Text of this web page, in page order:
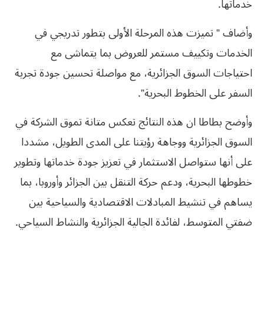
وأضاف ” تميزت هذه المرحلة الأولى بتطور تدريجي في
الخدمات وتكييف مستمر للعروض بما يتماشى مع
احتياجات السوق الجزائرية، مع مواصلة تحسين جودة تجربة
السفر على الخطوط البحرية”.
وأوضح بطاطا ان هذه النتائج تعكس متانة تموق الشركة في
السوق الجزائرية ووجاهة رؤيتنا على المدى الطويل، مشددا
على أنها ستواصل الاستثمار في تعزيز جودة خدماتها وتطوير
خطوطها البحرية، ودعم حركة التنقل بين الجزائر وأوروبا، بما
يساهم في تنشيط المبادلات الاقتصادية والسياحية بين
ضفتي المتوسط، لفائدة الجالية الجزائرية والنشاط السياحي.